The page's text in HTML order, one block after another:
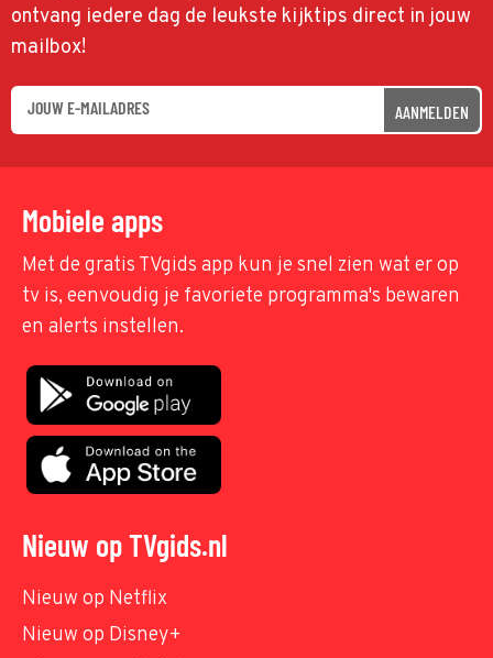
ontvang iedere dag de leukste kijktips direct in jouw
mailbox!
AANMELDEN
Mobiele apps
Met de gratis TVgids app kun je snel zien wat er op
tv is, eenvoudig je favoriete programma's bewaren
en alerts instellen.
Nieuw op TVgids.nl
Nieuw op Netflix
Nieuw op Disney+